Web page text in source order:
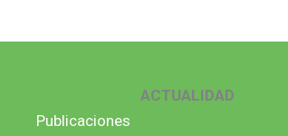
ACTUALIDAD
Publicaciones